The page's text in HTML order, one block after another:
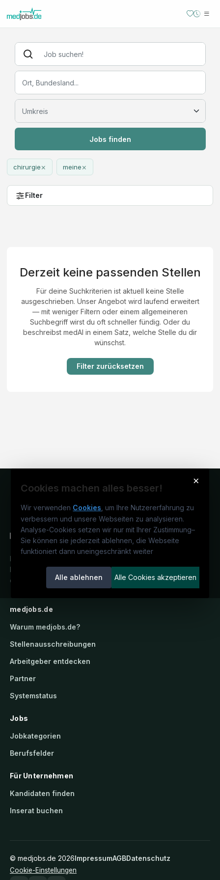
Jobs finden
chirurgie× meine×
Filter
Derzeit keine passenden Stellen
Für deine Suchkriterien ist aktuell keine Stelle
ausgeschrieben. Unser Angebot wird laufend erweitert
— mit weniger Filtern oder einem allgemeineren
Suchbegriff wirst du oft schneller fündig. Oder du
beschreibst medAI in einem Satz, welche Stelle du dir
wünschst.
Filter zurücksetzen
×
Cookies machen alles besser!
Wir verwenden Cookies , um Ihre Nutzererfahrung zu
verbessern und unsere Webseiten zu analysieren.
Analyse-Cookies setzen wir nur mit Ihrer Zustimmung–
Sie können sie jederzeit ablehnen, die Webseite
funktioniert dann uneingeschränkt weiter
Alle ablehnen Alle Cookies akzeptieren
Deutschlands medizinisches
Karriereportal.Ein Service der
candidatis GmbH.
medjobs.de
Warum medjobs.de?
Stellenausschreibungen
Arbeitgeber entdecken
Partner
Systemstatus
Jobs
Jobkategorien
Berufsfelder
Für Unternehmen
Kandidaten finden
Inserat buchen
© medjobs.de 2026ImpressumAGBDatenschutz
Cookie-Einstellungen